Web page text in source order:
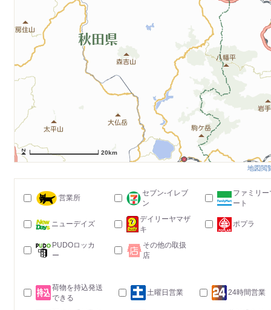
20km
地図閲
営業所
セブン-イレブ
ン
ファミリー
ート
ニューデイズ
デイリーヤマザ
キ
ポプラ
PUDOロッカ
ー
その他の取扱
店
荷物を持込発送
できる
土曜日営業 24時間営業